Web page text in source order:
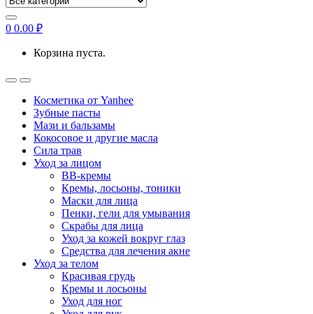
0 0.00 ₽
Корзина пуста.
Косметика от Yanhee
Зубные пасты
Мази и бальзамы
Кокосовое и другие масла
Сила трав
Уход за лицом
BB-кремы
Кремы, лосьоны, тоники
Маски для лица
Пенки, гели для умывания
Скрабы для лица
Уход за кожей вокруг глаз
Средства для лечения акне
Уход за телом
Красивая грудь
Кремы и лосьоны
Уход для ног